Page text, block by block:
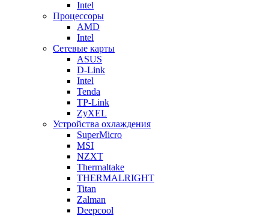
Intel
Процессоры
AMD
Intel
Сетевые карты
ASUS
D-Link
Intel
Tenda
TP-Link
ZyXEL
Устройства охлаждения
SuperMicro
MSI
NZXT
Thermaltake
THERMALRIGHT
Titan
Zalman
Deepcool